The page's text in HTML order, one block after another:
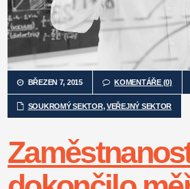
BŘEZEN 7, 2015 KOMENTÁŘE (0)
SOUKROMÝ SEKTOR,VEŘEJNÝ SEKTOR